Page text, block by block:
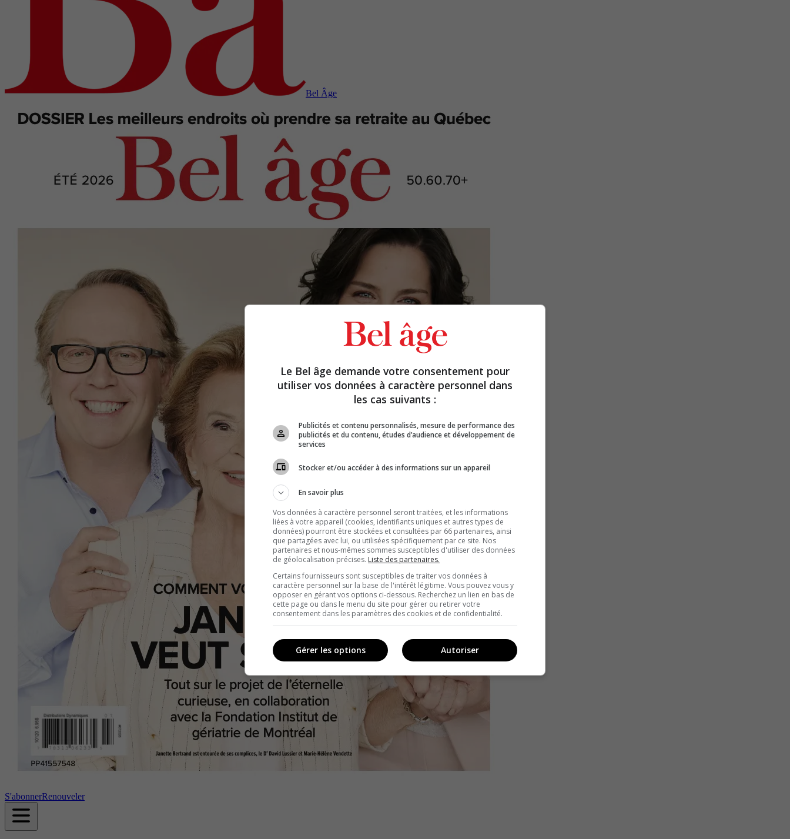
Bel Âge
S'abonnerRenouveler
Le Bel âge demande votre consentement pour
utiliser vos données à caractère personnel dans
les cas suivants :
Publicités et contenu personnalisés, mesure de performance des
publicités et du contenu, études d’audience et développement de
services
Stocker et/ou accéder à des informations sur un appareil
En savoir plus
Vos données à caractère personnel seront traitées, et les informations
liées à votre appareil (cookies, identifiants uniques et autres types de
données) pourront être stockées et consultées par 66 partenaires, ainsi
que partagées avec lui, ou utilisées spécifiquement par ce site. Nos
partenaires et nous-mêmes sommes susceptibles d'utiliser des données
de géolocalisation précises. Liste des partenaires.
Certains fournisseurs sont susceptibles de traiter vos données à
caractère personnel sur la base de l'intérêt légitime. Vous pouvez vous y
opposer en gérant vos options ci-dessous. Recherchez un lien en bas de
cette page ou dans le menu du site pour gérer ou retirer votre
consentement dans les paramètres des cookies et de confidentialité.
Autoriser
Gérer les options